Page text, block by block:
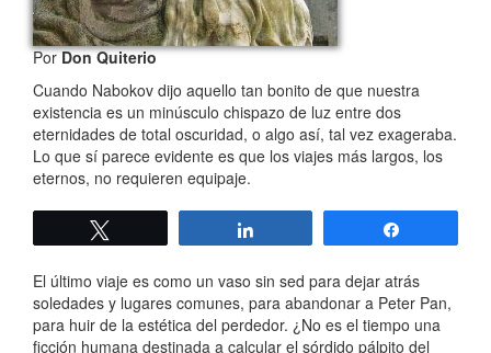
PorDon Quiterio
Cuando Nabokov dijo aquello tan bonito de que nuestra
existencia es un minúsculo chispazo de luz entre dos
eternidades de total oscuridad, o algo así, tal vez exageraba.
Lo que sí parece evidente es que los viajes más largos, los
eternos, no requieren equipaje.
El último viaje es como un vaso sin sed para dejar atrás
soledades y lugares comunes, para abandonar a Peter Pan,
para huir de la estética del perdedor. ¿No es el tiempo una
ficción humana destinada a calcular el sórdido pálpito del